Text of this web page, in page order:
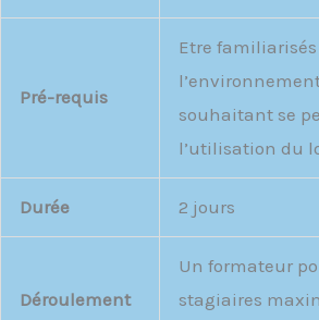
Pré-requis
Etre
souhaitant se
l’utilisation du
Durée 2 jours
Déroulement
Un formateur
stagiaires